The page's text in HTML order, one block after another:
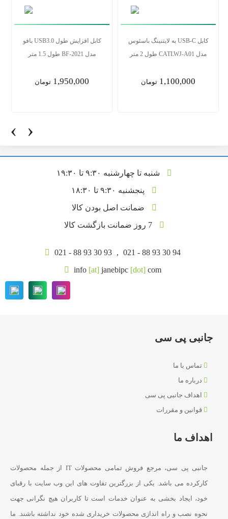
کابل افزایش طول USB3.0 بافو
مدل BF-2021 طول 1.5 متر
1,950,000 تومان
کابل USB-C به لایتنینگ باسئوس
مدل CATLWJ-A01 طول 2 متر
1,100,000 تومان
‹ ›
شنبه تا چهارشنبه ۹:۳۰ تا ۱۹:۳۰
پنجشنبه ۹:۳۰ تا ۱۸:۳۰
ضمانت اصل بودن کالا
7 روز ضمانت بازگشت کالا
021 - 88 93 30 93 , 021 - 88 93 30 94
info [at] janebipc [dot] com
جانبی پی سی
تماس با ما
درباره ما
اهداف جانبی پی سی
قوانین و مقررات
اهداف ما
جانبی پی سی، مرجع فروش تمامی محصولات IT از جمله محصولات
کارکرده می باشد. یکی از بزرگترین تفاوت های این وب سایت با رقبای
خود، ایجاد بخشی به عنوان خدمات است تا کاربران هیچ نگرانی جهت
نحوه نصب و راه اندازی محصولات خریداری شده خود نداشته باشند. ما